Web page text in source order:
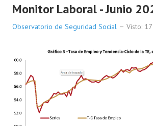
Monitor Laboral - Junio
Observatorio de Seguridad Social Visto: